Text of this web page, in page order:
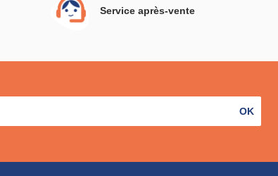
Service après-vente
OK